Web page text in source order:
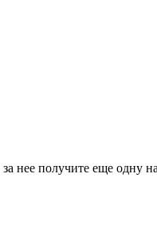
нее получите еще одну